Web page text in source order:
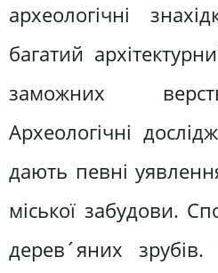
археологічні
багатий
заможних
Археологічні
дають певні
міської забудови.
дерев´яних